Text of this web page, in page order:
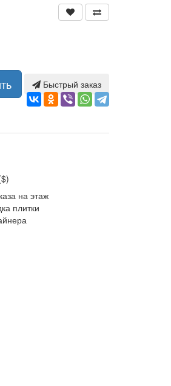
Быстрый заказ
на этаж
плитки